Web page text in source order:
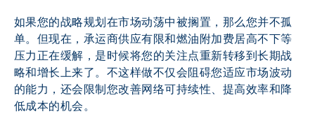
如果您的战略规划在市场动荡中被搁置，那么您并不孤
单。但现在，承运商供应有限和燃油附加费居高不下等
压力正在缓解，是时候将您的关注点重新转移到长期战
略和增长上来了。不这样做不仅会阻碍您适应市场波动
的能力，还会限制您改善网络可持续性、提高效率和降
低成本的机会。